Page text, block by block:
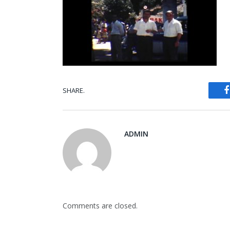
SHARE.
ADMIN
Comments are closed.